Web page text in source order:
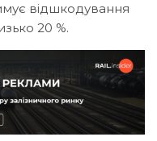
відшкодування
20 %.